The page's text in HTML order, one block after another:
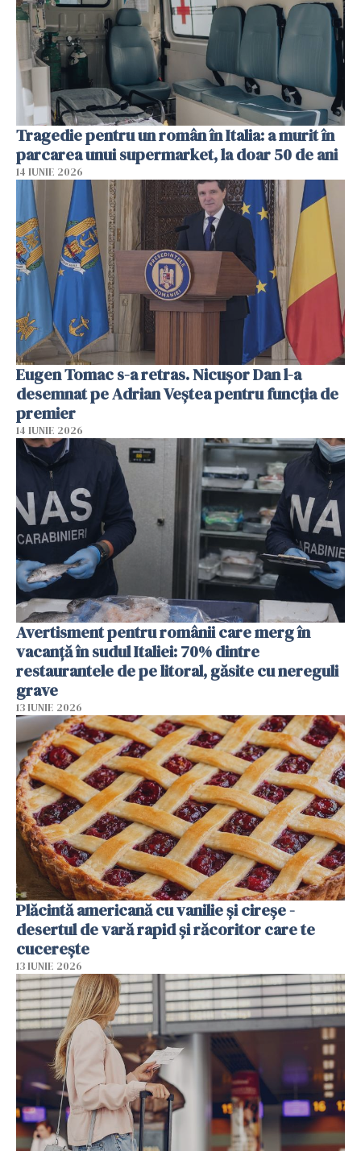
Tragedie pentru un român în Italia: a murit în
parcarea unui supermarket, la doar 50 de ani
14 IUNIE 2026
Eugen Tomac s-a retras. Nicușor Dan l-a
desemnat pe Adrian Veștea pentru funcția de
premier
14 IUNIE 2026
Avertisment pentru românii care merg în
vacanță în sudul Italiei: 70% dintre
restaurantele de pe litoral, găsite cu nereguli
grave
13 IUNIE 2026
Plăcintă americană cu vanilie și cireșe -
desertul de vară rapid și răcoritor care te
cucerește
13 IUNIE 2026